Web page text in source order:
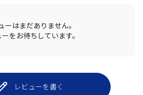
ーはまだありません。
ーをお待ちしています。
レビューを書く